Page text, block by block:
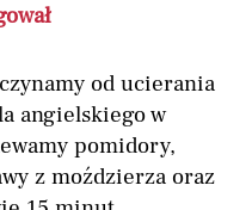
od ucierania
angielskiego w
pomidory,
z moździerza oraz